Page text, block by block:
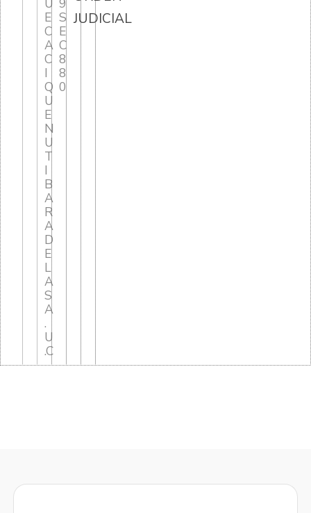
U
E
C
A
C
I
Q
U
E
N
U
T
I
B
A
R
A
D
E
L
A
S
A
.
U
.C
9
S
E
C
8
8
0
JUDICIAL